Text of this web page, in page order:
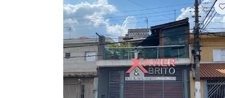
4 banheiros no total
Valor: R$ 750.000,00
Aceita financiamento
Aceita proposta e estuda permuta por
Sobrado para Venda em região valorizada